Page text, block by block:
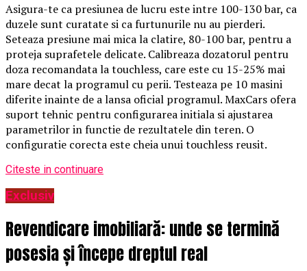
Asigura-te ca presiunea de lucru este intre 100-130 bar, ca
duzele sunt curatate si ca furtunurile nu au pierderi.
Seteaza presiune mai mica la clatire, 80-100 bar, pentru a
proteja suprafetele delicate. Calibreaza dozatorul pentru
doza recomandata la touchless, care este cu 15-25% mai
mare decat la programul cu perii. Testeaza pe 10 masini
diferite inainte de a lansa oficial programul. MaxCars ofera
suport tehnic pentru configurarea initiala si ajustarea
parametrilor in functie de rezultatele din teren. O
configuratie corecta este cheia unui touchless reusit.
Citeste in continuare
Exclusiv
Revendicare imobiliară: unde se termină
posesia și începe dreptul real